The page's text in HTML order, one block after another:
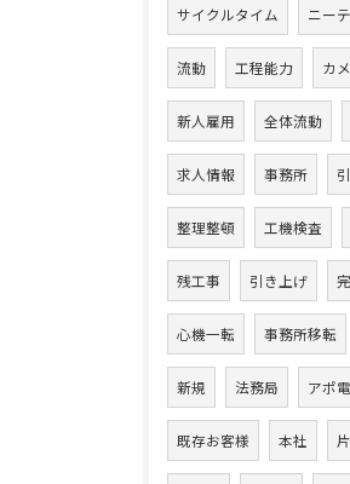
サイクルタイム ニー
流動 工程能力 カ
新人雇用 全体流動
求人情報 事務所
整理整頓 工機検査
残工事 引き上げ
心機一転 事務所移転
新規 法務局 アポ
既存お客様 本社